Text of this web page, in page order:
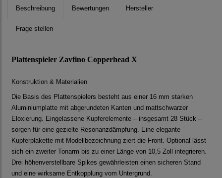
Beschreibung Bewertungen Hersteller
Frage stellen
Plattenspieler Zavfino Copperhead X
Konstruktion & Materialien
Die Basis des Plattenspielers besteht aus einer 16 mm starken
Aluminiumplatte mit abgerundeten Kanten und mattschwarzer
Eloxierung. Eingelassene Kupferelemente – insgesamt 28 Stück –
sorgen für eine gezielte Resonanzdämpfung. Eine elegante
Kupferplakette mit Modellbezeichnung ziert die Front. Optional lässt
sich ein zweiter Tonarm bis zu einer Länge von 10,5 Zoll integrieren.
Drei höhenverstellbare Spikes gewährleisten einen sicheren Stand
und eine wirksame Entkopplung vom Untergrund.